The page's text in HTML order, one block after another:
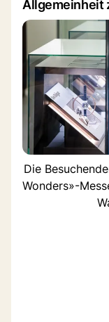
Allgemeinheit
Die
Wonders»-